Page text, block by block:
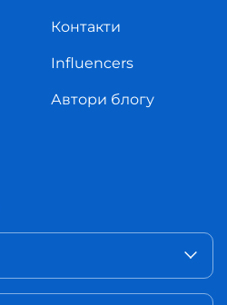
Контакти
Influencers
Автори блогу